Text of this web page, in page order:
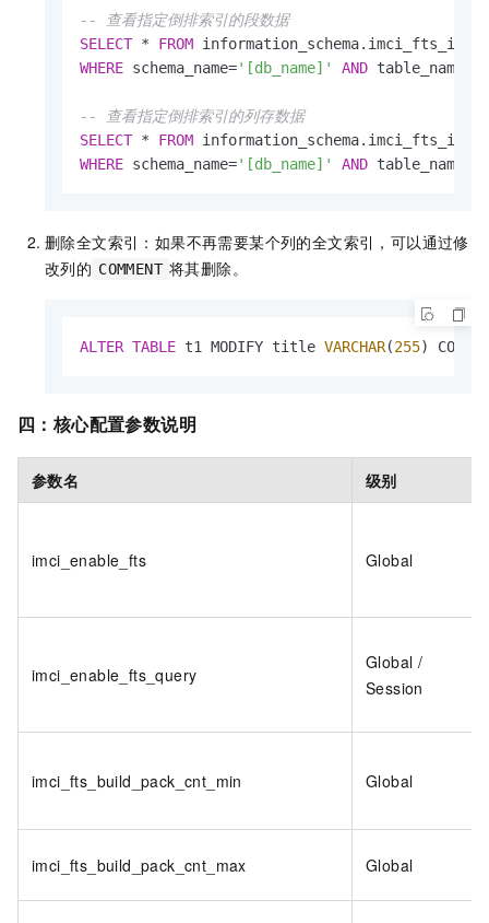
-- 查看指定倒排索引的段数据
SELECT *
FROM
WHERE schema_name='[db_name]' AND table_name
-- 查看指定倒排索引的列存数据
SELECT *
FROM
WHERE schema_name='[db_name]' AND table_name
删除全文索引：如果不再需要某个列的全文索引，可以通过修
改列的 COMMENT 将其删除。
ALTER TABLE t1 MODIFY title VARCHAR(255)
四：核心配置参数说明
参数名 级别
imci_enable_fts Global
imci_enable_fts_query
Global /
Session
imci_fts_build_pack_cnt_min Global
imci_fts_build_pack_cnt_max Global